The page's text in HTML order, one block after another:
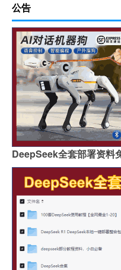
公告
DeepSeek全套部署资料